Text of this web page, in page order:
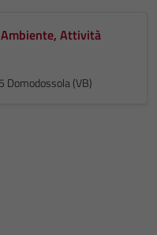
Attività
Domodossola (VB)